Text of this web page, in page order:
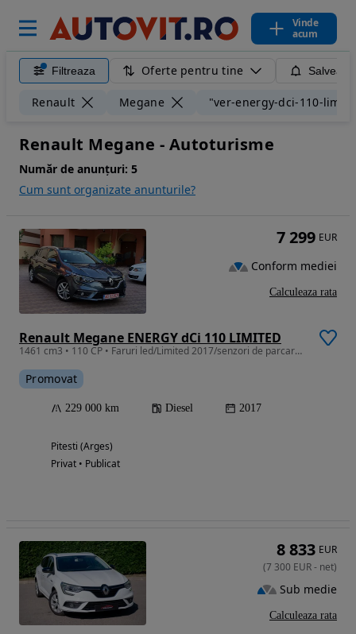
Vinde
acum
Filtreaza Oferte pentru tine
Renault Megane "ver-energy-dci-110-
Renault Megane - Autoturisme
Număr de anunțuri: 5
Cum sunt organizate anunturile?
Renault Megane ENERGY dCi 110 LIMITED
1461 cm3 • 110 CP • Faruri led/Limited 2017/senzori de parcare fata si spate/euro 6
Promovat
229 000 km Diesel 2017
Pitesti (Arges)
Privat • Publicat
7 299 EUR
Conform mediei
Calculeaza rata
8 833 EUR
(7 300 EUR- net)
Sub medie
Calculeaza rata